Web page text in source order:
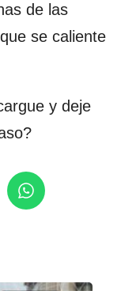
de las
se caliente
y deje